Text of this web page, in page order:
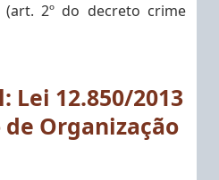
2º do decreto crime
Lei 12.850/2013
de Organização